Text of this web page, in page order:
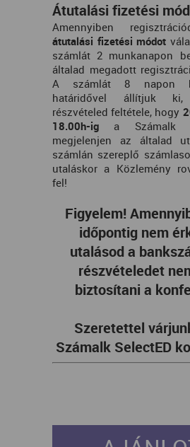
Átutalási fizetési
Amennyiben
átutalási fizetési módot
számlát 2 munkanapon
általad megadott
A számlát 8 napon
határidővel állítjuk
részvételed feltétele, hogy
18.00h-ig a Számalk
megjelenjen az általad
számlán szereplő
utaláskor a Közlemény
fel!
Figyelem!
időpontig nem
utalásod a
részvételedet
biztosítani a
Szeretettel
Számalk SelectED